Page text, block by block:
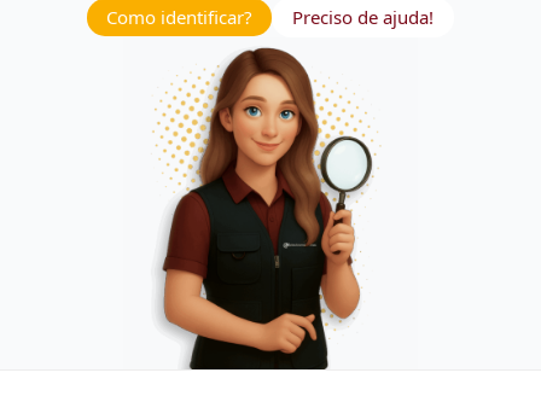
Como identificar? Preciso de ajuda!